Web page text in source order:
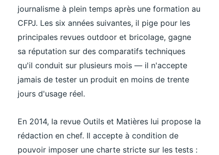
journalisme à plein temps après une formation au
CFPJ. Les six années suivantes, il pige pour les
principales revues outdoor et bricolage, gagne
sa réputation sur des comparatifs techniques
qu'il conduit sur plusieurs mois — il n'accepte
jamais de tester un produit en moins de trente
jours d'usage réel.
En 2014, la revue Outils et Matières lui propose la
rédaction en chef. Il accepte à condition de
pouvoir imposer une charte stricte sur les tests :